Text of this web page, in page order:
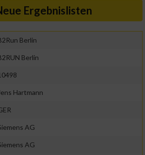
Ergebnislisten
Berlin
Berlin
Hartmann
AG
AG